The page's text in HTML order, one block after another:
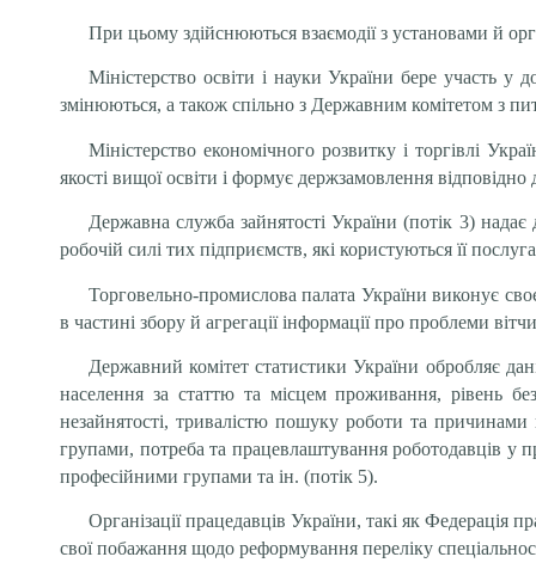
При цьому здійснюються взаємодії з установами й
Міністерство освіти і науки України бере участь у
змінюються, а також спільно з Державним комітетом з
Міністерство економічного розвитку і торгівлі
якості вищої освіти і формує держзамовлення
Державна служба зайнятості України (потік 3) надає
робочій силі тих підприємств, які користуються її
Торговельно-промислова палата України виконує
в частині збору й агрегації інформації про проблеми
Державний комітет статистики України обробляє
населення за статтю та місцем проживання, рівень
незайнятості, тривалістю пошуку роботи та причинами
групами, потреба та працевлаштування роботодавців у
професійними групами та ін. (потік 5).
Організації працедавців України, такі як Федерація
свої побажання щодо реформування переліку